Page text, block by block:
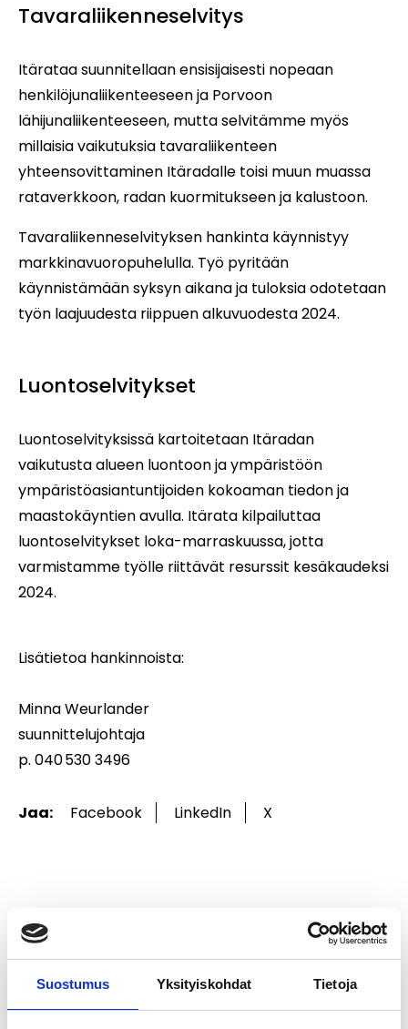
Suostumus Yksityiskohdat Tietoja
Tavaraliikenneselvitys
Itärataa suunnitellaan ensisijaisesti nopeaan
henkilöjunaliikenteeseen ja Porvoon
lähijunaliikenteeseen, mutta selvitämme myös
millaisia vaikutuksia tavaraliikenteen
yhteensovittaminen Itäradalle toisi muun muassa
rataverkkoon, radan kuormitukseen ja kalustoon.
Tavaraliikenneselvityksen hankinta käynnistyy
markkinavuoropuhelulla. Työ pyritään
käynnistämään syksyn aikana ja tuloksia odotetaan
työn laajuudesta riippuen alkuvuodesta 2024.
Luontoselvitykset
Luontoselvityksissä kartoitetaan Itäradan
vaikutusta alueen luontoon ja ympäristöön
ympäristöasiantuntijoiden kokoaman tiedon ja
maastokäyntien avulla. Itärata kilpailuttaa
luontoselvitykset loka-marraskuussa, jotta
varmistamme työlle riittävät resurssit kesäkaudeksi
2024.
Lisätietoa hankinnoista:
Minna Weurlander
suunnittelujohtaja
p. 040 530 3496
Jaa: Facebook LinkedIn X
Ajankohtaista